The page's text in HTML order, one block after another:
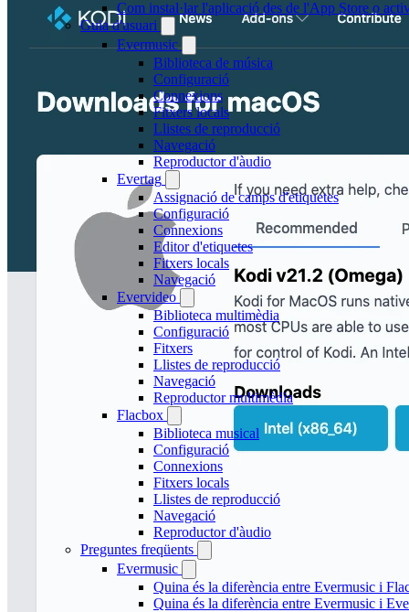
Com instal·lar l'aplicació des de l'App Store o
Guia d'usuari
Evermusic
Biblioteca de música
Configuració
Connexions
Fitxers locals
Llistes de reproducció
Navegació
Reproductor d'àudio
Evertag
Assignació de camps d'etiquetes
Configuració
Connexions
Editor d'etiquetes
Fitxers locals
Navegació
Evervideo
Biblioteca multimèdia
Configuració
Fitxers
Llistes de reproducció
Navegació
Reproductor multimèdia
Flacbox
Biblioteca musical
Configuració
Connexions
Fitxers locals
Llistes de reproducció
Navegació
Reproductor d'àudio
Preguntes freqüents
Evermusic
Quina és la diferència entre Evermusic i
Quina és la diferència entre Evermusic i